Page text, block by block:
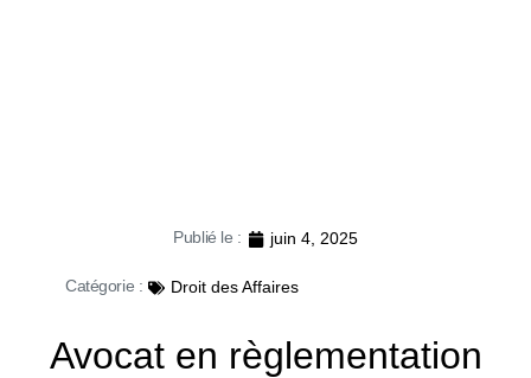
Publié le : juin 4, 2025
Catégorie : Droit des Affaires
Avocat en règlementation